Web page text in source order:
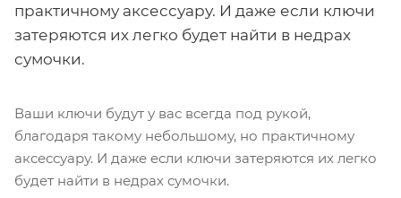
практичному аксессуару. И даже если ключи
затеряются их легко будет найти в недрах
сумочки.
Ваши ключи будут у вас всегда под рукой,
благодаря такому небольшому, но практичному
аксессуару. И даже если ключи затеряются их легко
будет найти в недрах сумочки.